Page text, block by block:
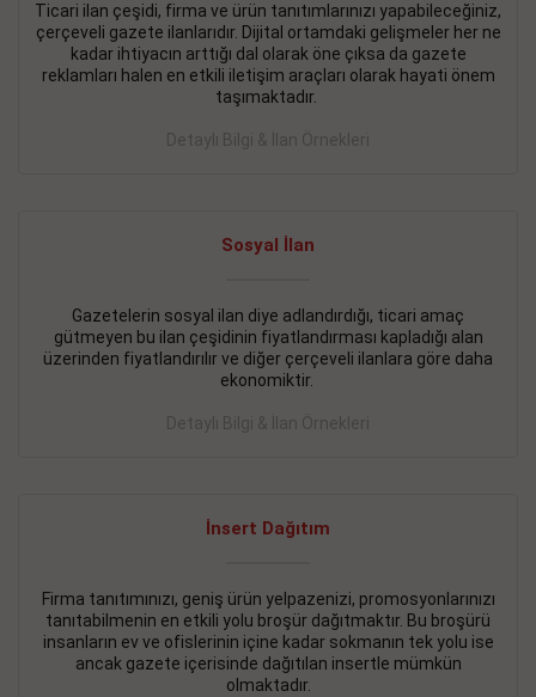
Ticari ilan çeşidi, firma ve ürün tanıtımlarınızı yapabileceğiniz,
çerçeveli gazete ilanlarıdır. Dijital ortamdaki gelişmeler her ne
kadar ihtiyacın arttığı dal olarak öne çıksa da gazete
reklamları halen en etkili iletişim araçları olarak hayati önem
taşımaktadır.
Detaylı Bilgi & İlan Örnekleri
Sosyal İlan
Gazetelerin sosyal ilan diye adlandırdığı, ticari amaç
gütmeyen bu ilan çeşidinin fiyatlandırması kapladığı alan
üzerinden fiyatlandırılır ve diğer çerçeveli ilanlara göre daha
ekonomiktir.
Detaylı Bilgi & İlan Örnekleri
İnsert Dağıtım
Firma tanıtımınızı, geniş ürün yelpazenizi, promosyonlarınızı
tanıtabilmenin en etkili yolu broşür dağıtmaktır. Bu broşürü
insanların ev ve ofislerinin içine kadar sokmanın tek yolu ise
ancak gazete içerisinde dağıtılan insertle mümkün
olmaktadır.
BAKIRKÖY SATILIK İlanı- 11.09.2018
KARTALTEPEde kelepir 2+ 1 satılık daire
İŞYERİ KİRALIK İlanı - 11.09.2018
BEYLİKDÜZÜ Kavaklıda 4 katlı bina
DEVREMÜLK KİRALIK İlanı- 11.09.2018
SİNYE Tekstile Şoförlüğü olan 35 yaşını aşmamış, Depo
elemanı alınacaktır. Osmanbey, Şişli